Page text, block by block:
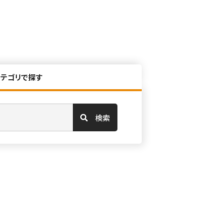
ゴリで探す
検索